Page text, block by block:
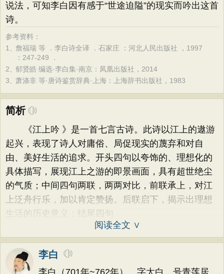
说法，可知李白因有感于“世途迫隘”的现实而吟出这首
诗。
参考资料：
1、詹福瑞 等 ．李白诗全译 ．石家庄 ：河北人民出版社 ，1997
：247-249 ．
2、郁贤皓 编选·李白集·南京：凤凰出版社，2014
3、萧涤非 等·唐诗鉴赏辞典·上海：上海辞书出版社，1983
简析
《江上吟 》是一首七言古诗。此诗以江上的遨游
起兴，表现了诗人对庸俗、局促现实的蔑弃和对自
由、美好生活的追求。开头四句以夸饰的、理想化的
具体描写，展现江上之游的即景画面，具有超世绝尘
的气质；中间四句两联，两两对比，前联承上，对江
上泛舟行乐，加以肯定赞扬。后联启下，揭示出理想
生活的历史意义；结尾四句
阅读全文 ∨
李白
李白（701年~762年），字太白，号青莲居